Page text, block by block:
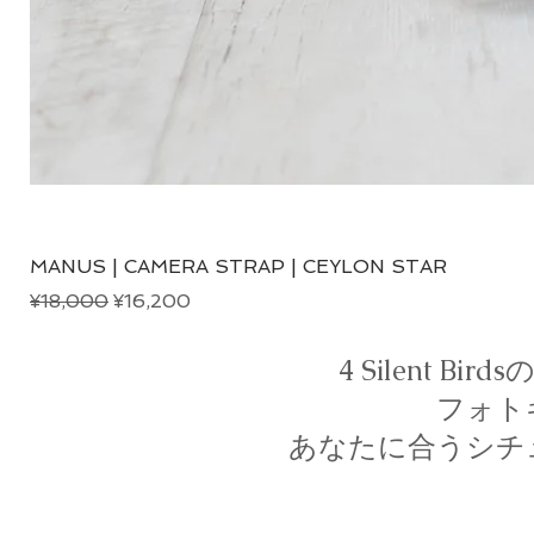
MANUS | CAMERA STRAP | CEYLON STAR
Regular Price
¥18,000 Sale Price
¥16,200
4 Silent Birds
フォ
あなたに合うシ